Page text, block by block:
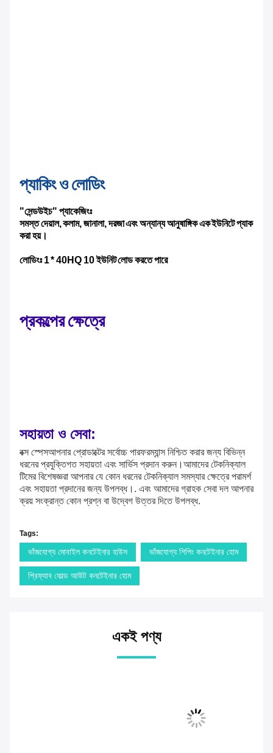
প্যাকিং ও লোডিং
"সেন্ডউইচ" প্যাকেজিংঃ
সমস্ত দেয়াল, কলাম, জানালা, দরজা এবং অন্যান্য আনুষাঙ্গিক এক ইউনিটে প্যাক
করা হয়।
লোডিংঃ 1 * 40HQ 10 ইউনিট লোড করতে পারে
প্রকল্পের ক্ষেত্রে
সহায়তা ও সেবা:
বক্স স্পেসআপনার প্রোডাক্টের সর্বোচ্চ পারফরম্যান্স নিশ্চিত করার জন্য বিভিন্ন
এবং সহায়তা প্রদানের জন্য উপলব্ধ।. এবং আমাদের গ্রাহক সেবা দল আপনার
ক্রয় সংক্রান্ত কোন প্রশ্ন বা উদ্বেগ উত্তর দিতে উপলব্ধ.
Tags: